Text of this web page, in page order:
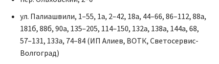
ул. Палиашвили, 1–55, 1а, 2–42, 18а, 44–66, 86–112, 88а,
181б, 88б, 90а, 135–205, 114–150, 132а, 138а, 144а, 68,
57–131, 133а, 74–84 (ИП Алиев, ВОТК, Светосервис-
Волгоград)